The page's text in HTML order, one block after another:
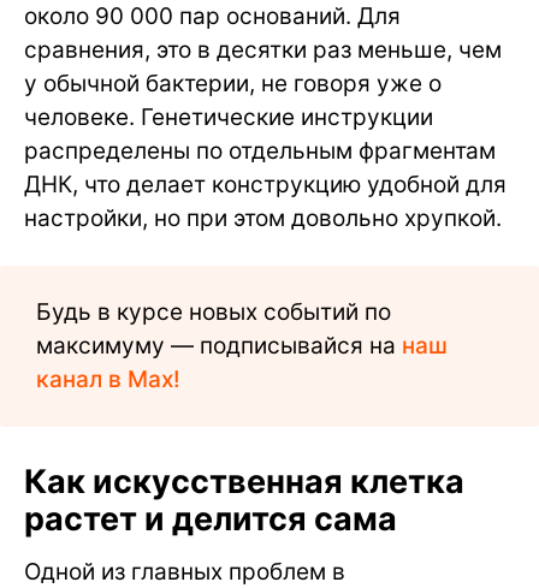
около 90 000 пар оснований. Для
сравнения, это в десятки раз меньше, чем
у обычной бактерии, не говоря уже о
человеке. Генетические инструкции
распределены по отдельным фрагментам
ДНК, что делает конструкцию удобной для
настройки, но при этом довольно хрупкой.
Будь в курсе новых событий по
максимуму — подписывайся на наш
канал в Max!
Как искусственная клетка
растет и делится сама
Одной из главных проблем в